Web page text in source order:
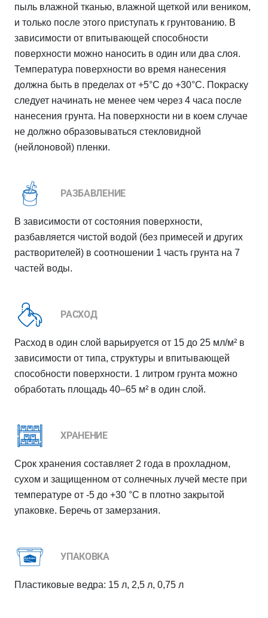
пыль влажной тканью, влажной щеткой или веником,
и только после этого приступать к грунтованию. В
зависимости от впитывающей способности
поверхности можно наносить в один или два слоя.
Температура поверхности во время нанесения
должна быть в пределах от +5°C до +30°C. Покраску
следует начинать не менее чем через 4 часа после
нанесения грунта. На поверхности ни в коем случае
не должно образовываться стекловидной
(нейлоновой) пленки.
РАЗБАВЛЕНИЕ
В зависимости от состояния поверхности,
разбавляется чистой водой (без примесей и других
растворителей) в соотношении 1 часть грунта на 7
частей воды.
РАСХОД
Расход в один слой варьируется от 15 до 25 мл/м² в
зависимости от типа, структуры и впитывающей
способности поверхности. 1 литром грунта можно
обработать площадь 40–65 м² в один слой.
ХРАНЕНИЕ
Срок хранения составляет 2 года в прохладном,
сухом и защищенном от солнечных лучей месте при
температуре от -5 до +30 °C в плотно закрытой
упаковке. Беречь от замерзания.
УПАКОВКА
Пластиковые ведра: 15 л, 2,5 л, 0,75 л